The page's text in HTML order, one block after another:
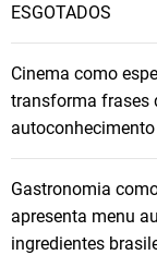
ESGOTADOS
Cinema como
transforma frases
autoconhecimento
Gastronomia
apresenta menu
ingredientes